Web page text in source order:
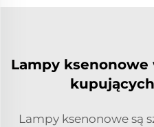
Lampy
Lampy ksenonowe są